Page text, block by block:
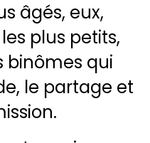
âgés, eux,
plus petits,
binômes qui
le partage et